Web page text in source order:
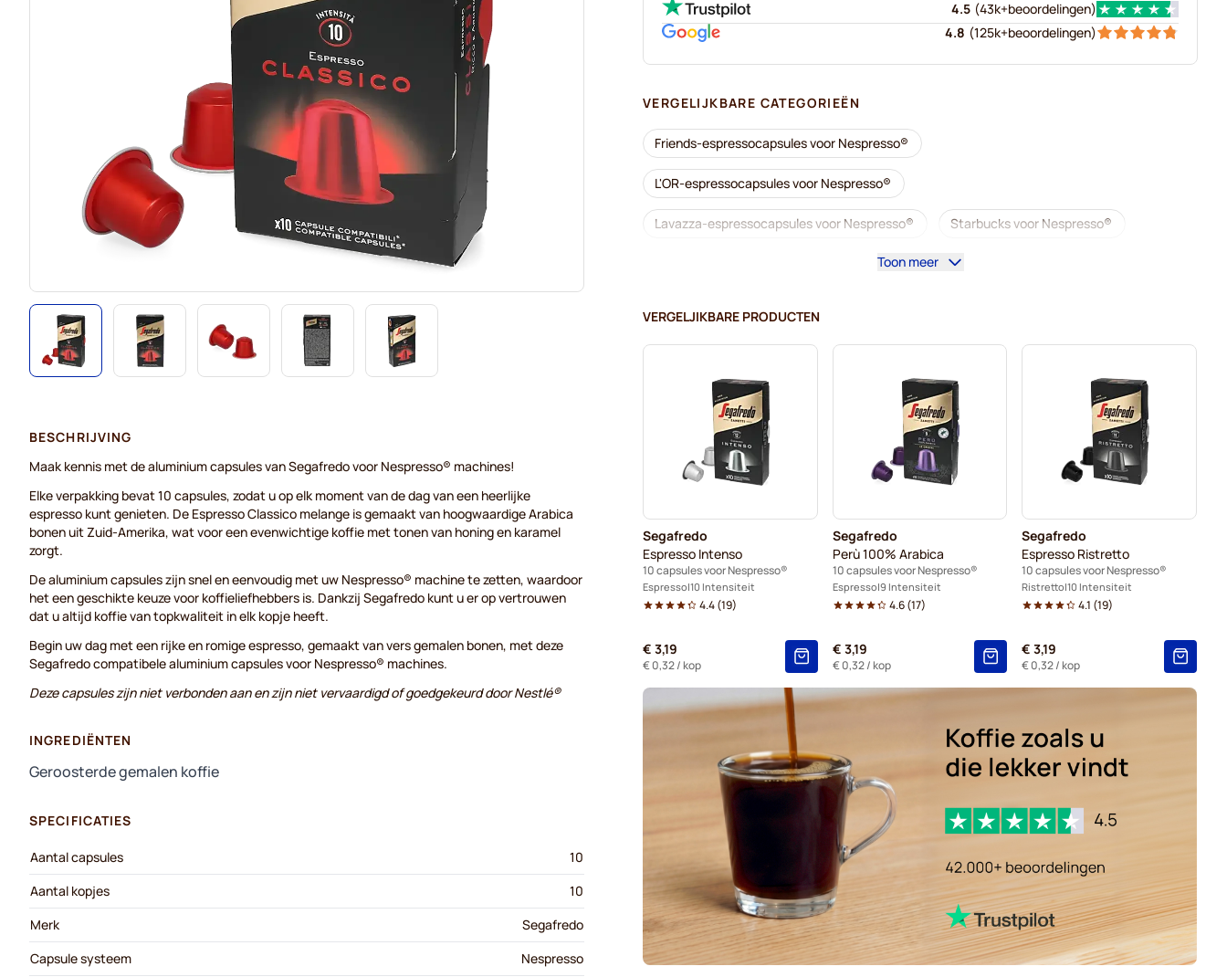
4.5 (43k+beoordelingen)
4.8 (125k+beoordelingen)
VERGELIJKBARE CATEGORIEËN
Friends-espressocapsules voor Nespresso®
L'OR-espressocapsules voor Nespresso®
Lavazza-espressocapsules voor Nespresso® Starbucks voor Nespresso®
Lungocapsules voor Nespresso®
Café Royal-koffiecapsules voor Nespresso® Accessoires voor Nespresso®
Alles voor uw koffie voor Nespresso®
Ontkalkings- en reinigingsproducten voor Nespresso®
L'OR-koffiecapsules voor Nespresso® Segafredo-koffiecapsules voor Nespresso®
Gevalia-koffiecapsules voor Nespresso® Belmio-koffiecapsules voor Nespresso®
Friele-koffiecapsules voor Nespresso® Garibaldi-koffiecapsules voor Nespresso®
Toon meer
VERGELJIKBARE PRODUCTEN
Segafredo
Espresso Intenso
10 capsules voor Nespresso®
Espresso 10 Intensiteit
4.4(19)
€ 3,19
€ 0,32/ kop
Segafredo
Perù 100% Arabica
10 capsules voor Nespresso®
Espresso 9 Intensiteit
4.6(17)
€ 3,19
€ 0,32/ kop
Segafredo
Espresso Ristretto
10 capsules voor Nespresso®
Ristretto 10 Intensiteit
4.1 (19)
€ 3,19
€ 0,32/ kop
BESCHRIJVING
Maak kennis met de aluminium capsules van Segafredo voor Nespresso® machines!
Elke verpakking bevat 10 capsules, zodat u op elk moment van de dag van een heerlijke
espresso kunt genieten. De Espresso Classico melange is gemaakt van hoogwaardige Arabica
bonen uit Zuid-Amerika, wat voor een evenwichtige koffie met tonen van honing en karamel
zorgt.
De aluminium capsules zijn snel en eenvoudig met uw Nespresso® machine te zetten, waardoor
het een geschikte keuze voor koffieliefhebbers is. Dankzij Segafredo kunt u er op vertrouwen
dat u altijd koffie van topkwaliteit in elk kopje heeft.
Begin uw dag met een rijke en romige espresso, gemaakt van vers gemalen bonen, met deze
Segafredo compatibele aluminium capsules voor Nespresso® machines.
Deze capsules zijn niet verbonden aan en zijn niet vervaardigd of goedgekeurd door Nestlé®
INGREDIËNTEN
Geroosterde gemalen koffie
SPECIFICATIES
Aantal capsules
10
Aantal kopjes
10
Merk
Segafredo
Capsule systeem
Nespresso